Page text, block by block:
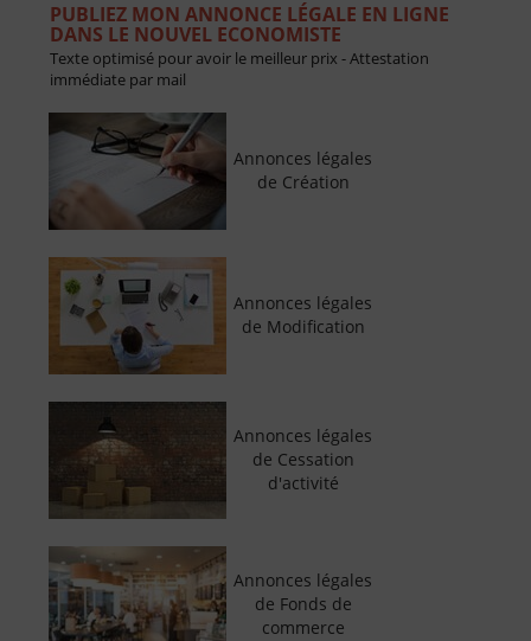
PUBLIEZ MON ANNONCE LÉGALE EN LIGNE
DANS LE NOUVEL ECONOMISTE
Texte optimisé pour avoir le meilleur prix - Attestation
immédiate par mail
Annonces légales
de Création
Annonces légales
de Modification
Annonces légales
de Cessation
d'activité
Annonces légales
de Fonds de
commerce